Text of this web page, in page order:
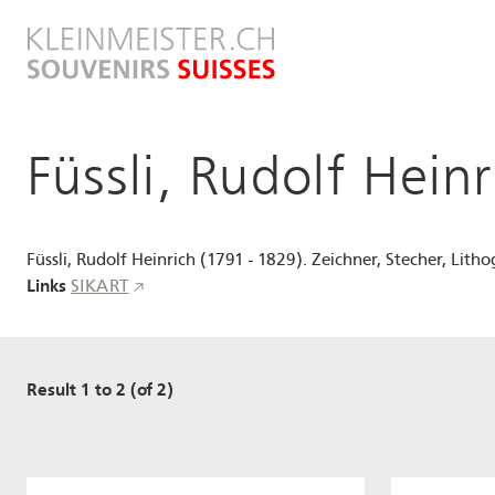
zum
Inhalt
Füssli, Rudolf
Füssli, Rudolf Heinrich (1791 - 1829). Zeichner, Stecher,
Links SIKART
Result 1 to 2 (of 2)